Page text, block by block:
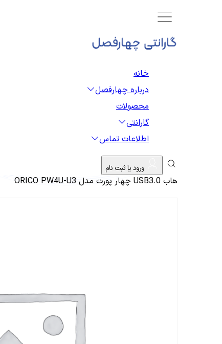
خانه
درباره چهارفصل
محصولات
گارانتی
اطلاعات تماس
ورود یا ثبت نام
هاب USB3.0 چهار پورت مدل ORICO PW4U-U3